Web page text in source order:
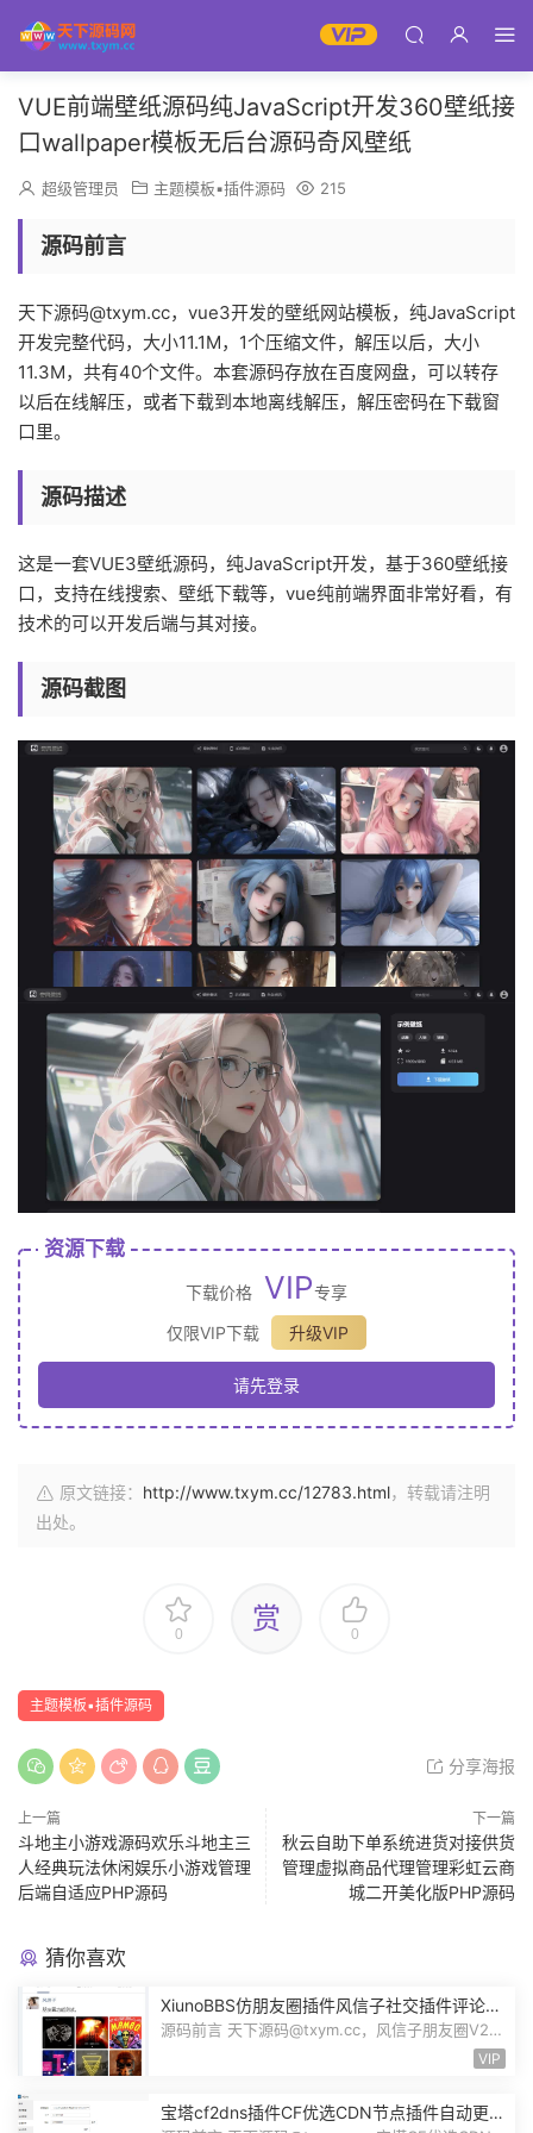
VUE前端壁纸源码纯JavaScript开发360壁纸接
口wallpaper模板无后台源码奇风壁纸
超级管理员 主题模板▪插件源码 215
源码前言
天下源码@txym.cc，vue3开发的壁纸网站模板，纯JavaScript
开发完整代码，大小11.1M，1个压缩文件，解压以后，大小
11.3M，共有40个文件。本套源码存放在百度网盘，可以转存
以后在线解压，或者下载到本地离线解压，解压密码在下载窗
口里。
源码描述
这是一套VUE3壁纸源码，纯JavaScript开发，基于360壁纸接
口，支持在线搜索、壁纸下载等，vue纯前端界面非常好看，有
技术的可以开发后端与其对接。
源码截图
资源下载
下载价格 VIP专享
仅限VIP下载
升级VIP
请先登录
原文链接： http://www.txym.cc/12783.html，转载请注明
出处。
0 赏 0
主题模板▪插件源码
分享海报
上一篇
斗地主小游戏源码欢乐斗地主三
人经典玩法休闲娱乐小游戏管理
后端自适应PHP源码
下一篇
秋云自助下单系统进货对接供货
管理虚拟商品代理管理彩虹云商
城二开美化版PHP源码
猜你喜欢
XiunoBBS仿朋友圈插件风信子社交插件评论回
复点赞互动自适应源码修罗论坛fxz_friends
源码前言 天下源码@txym.cc，风信子朋友圈V2.0
VIP
宝塔cf2dns插件CF优选CDN节点插件自动更新